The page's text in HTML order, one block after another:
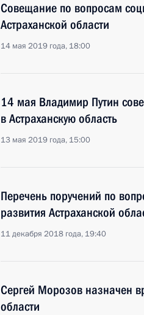
Совещание по вопросам
Астраханской области
14 мая 2019 года, 18:00
14 мая Владимир Путин
в Астраханскую область
13 мая 2019 года, 15:00
Перечень поручений по
развития Астраханской
11 декабря 2018 года, 19:40
Сергей Морозов назначен
области